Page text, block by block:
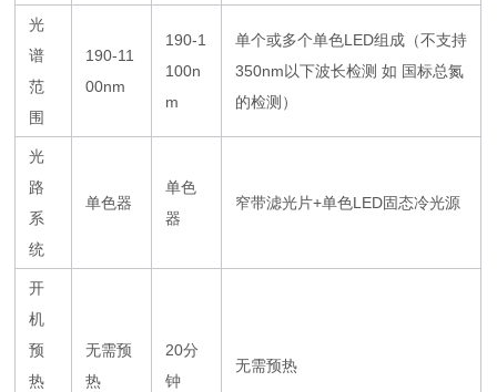
光
谱
范
围
190-11
00nm
190-1
100n
m
单个或多个单色LED组成（不支持
350nm以下波长检测 如 国标总氮
的检测）
光
路
系
统
单色器
单色
器
窄带滤光片+单色LED固态冷光源
开
机
预
热
无需预
热
20分
钟
无需预热